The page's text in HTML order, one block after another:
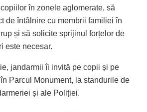
în zonele aglomerate, să
de întâlnire cu membrii familiei în
și să solicite sprijinul forțelor de
este necesar.
jandarmii îi invită pe copii și pe
Parcul Monument, la standurile de
și ale Poliției.